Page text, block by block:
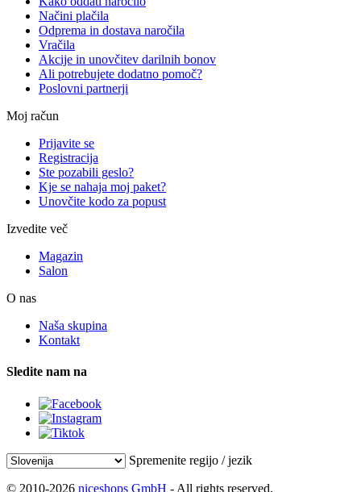
Načini plačila
Odprema in dostava naročila
Vračila
Akcije in unovčitev darilnih bonov
Ali potrebujete dodatno pomoč?
Poslovni partnerji
Moj račun
Prijavite se
Registracija
Ste pozabili geslo?
Kje se nahaja moj paket?
Unovčite kodo za popust
Izvedite več
Magazin
Salon
O nas
Naša skupina
Kontakt
Sledite nam na
Spremenite regijo / jezik
© 2010-2026 niceshops GmbH - All rights reserved.